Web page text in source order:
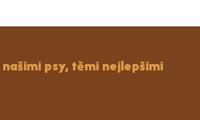
psy, těmi nejlepšími